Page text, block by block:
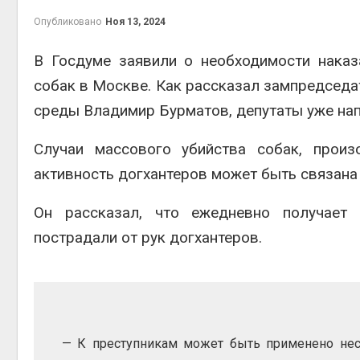
Опубликовано Ноя 13, 2024
В Госдуме заявили о необходимости
собак в Москве. Как рассказал
среды Владимир Бурматов, депутаты уже
Случаи массового убийства собак,
активность догхантеров может быть
Он рассказал, что ежедневно
пострадали от рук догхантеров.
— К преступникам может быть применено